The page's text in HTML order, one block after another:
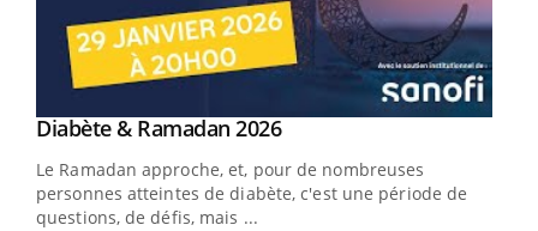
Youtube
Diabète & Ramadan 2026Youtube
Le Ramadan approche, et, pour de nombreuses
personnes atteintes de diabète, c'est une période de
questions, de défis, mais ...